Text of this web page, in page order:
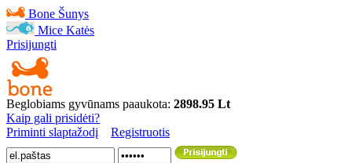
Bone Šunys
Mice Katės
Prisijungti
Beglobiams gyvūnams paaukota: 2898.95 Lt
Kaip gali prisidėti?
Priminti slaptažodį
Registruotis